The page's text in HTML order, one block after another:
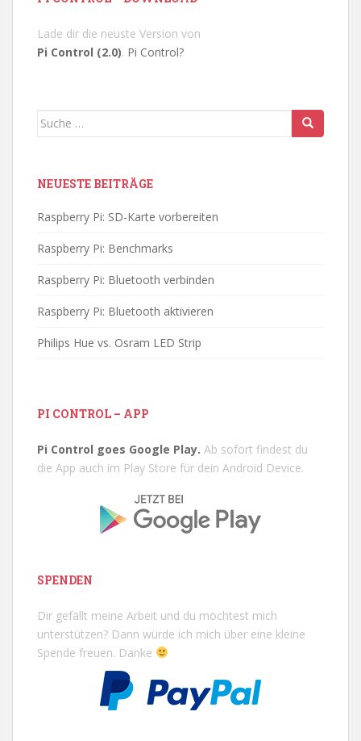
Lade dir die neuste Version von
Pi Control (2.0). Pi Control?
Suche
NEUESTE BEITRÄGE
Raspberry Pi: SD-Karte vorbereiten
Raspberry Pi: Benchmarks
Raspberry Pi: Bluetooth verbinden
Raspberry Pi: Bluetooth aktivieren
Philips Hue vs. Osram LED Strip
PI CONTROL – APP
Pi Control goes Google Play. Ab sofort findest du
die App auch im Play Store für dein Android Device.
SPENDEN
Dir gefällt meine Arbeit und du möchtest mich
unterstützen? Dann würde ich mich über eine kleine
Spende freuen. Danke